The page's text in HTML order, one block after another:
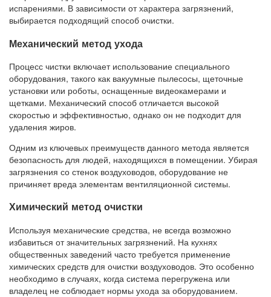
испарениями. В зависимости от характера загрязнений,
выбирается подходящий способ очистки.
Механический метод ухода
Процесс чистки включает использование специального
оборудования, такого как вакуумные пылесосы, щеточные
установки или роботы, оснащенные видеокамерами и
щетками. Механический способ отличается высокой
скоростью и эффективностью, однако он не подходит для
удаления жиров.
Одним из ключевых преимуществ данного метода является
безопасность для людей, находящихся в помещении. Убирая
загрязнения со стенок воздуховодов, оборудование не
причиняет вреда элементам вентиляционной системы.
Химический метод очистки
Используя механические средства, не всегда возможно
избавиться от значительных загрязнений. На кухнях
общественных заведений часто требуется применение
химических средств для очистки воздуховодов. Это особенно
необходимо в случаях, когда система перегружена или
владелец не соблюдает нормы ухода за оборудованием.